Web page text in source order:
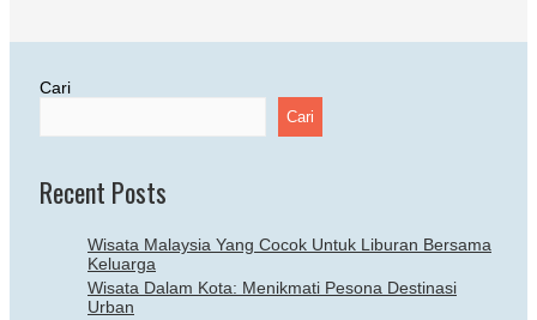
Cari
Cari
Recent Posts
Wisata Malaysia Yang Cocok Untuk Liburan Bersama
Keluarga
Wisata Dalam Kota: Menikmati Pesona Destinasi
Urban